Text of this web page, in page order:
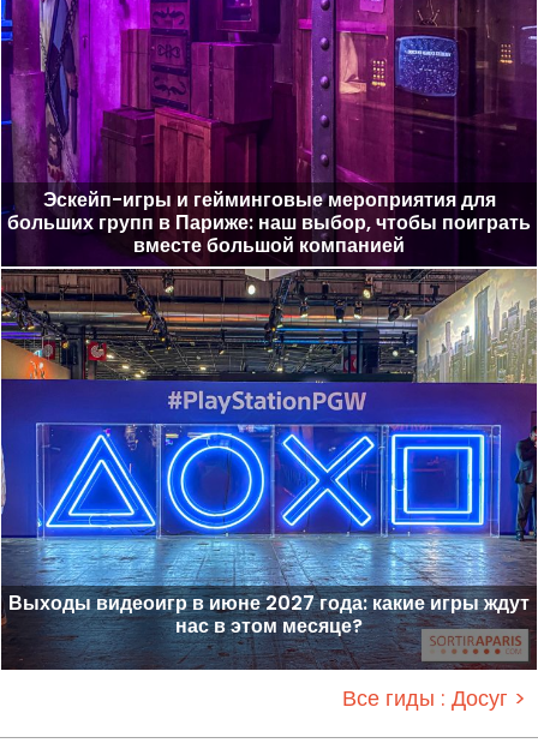
Эскейп-игры и гейминговые мероприятия для
больших групп в Париже: наш выбор, чтобы поиграть
вместе большой компанией
Выходы видеоигр в июне 2027 года: какие игры ждут
нас в этом месяце?
Все гиды : Досуг >